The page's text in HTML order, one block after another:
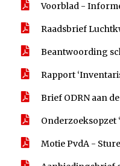
Voorblad -
Raadsbrief
Beantwoording
Rapport
Brief ODRN aan
Onderzoeksopzet
Motie PvdA -